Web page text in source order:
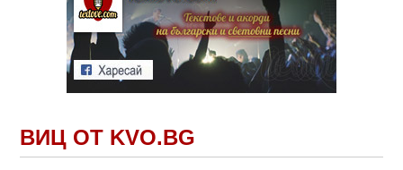
ВИЦ ОТ KVO.BG